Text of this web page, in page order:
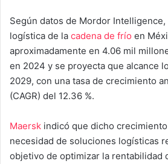
Según datos de Mordor
logística de la cadena de frío en
aproximadamente en 4.06 mil
en 2024 y se proyecta que alcance
2029, con una tasa de crecimiento
(CAGR) del 12.36 %.
Maersk indicó que dicho
necesidad de soluciones logísticas
objetivo de optimizar la rentabilidad